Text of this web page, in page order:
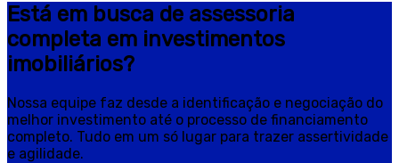
Está em busca de assessoria
completa em investimentos
imobiliários?
Nossa equipe faz desde a identificação e negociação do
melhor investimento até o processo de financiamento
completo. Tudo em um só lugar para trazer assertividade
e agilidade.